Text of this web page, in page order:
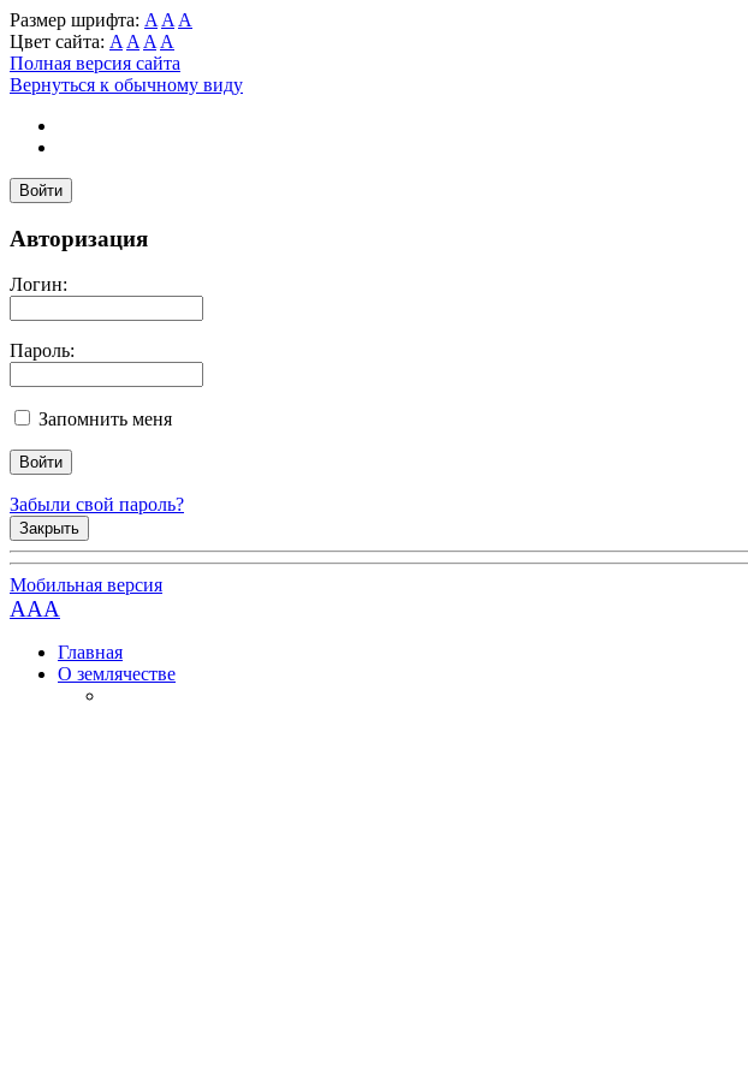
Размер шрифта: A A A
Цвет сайта: A A A A
Полная версия сайта
Вернуться к обычному виду
Войти
Авторизация
Логин:
Пароль:
Запомнить меня
Забыли свой пароль?
Закрыть
Мобильная версия
AAA
Главная
О землячестве